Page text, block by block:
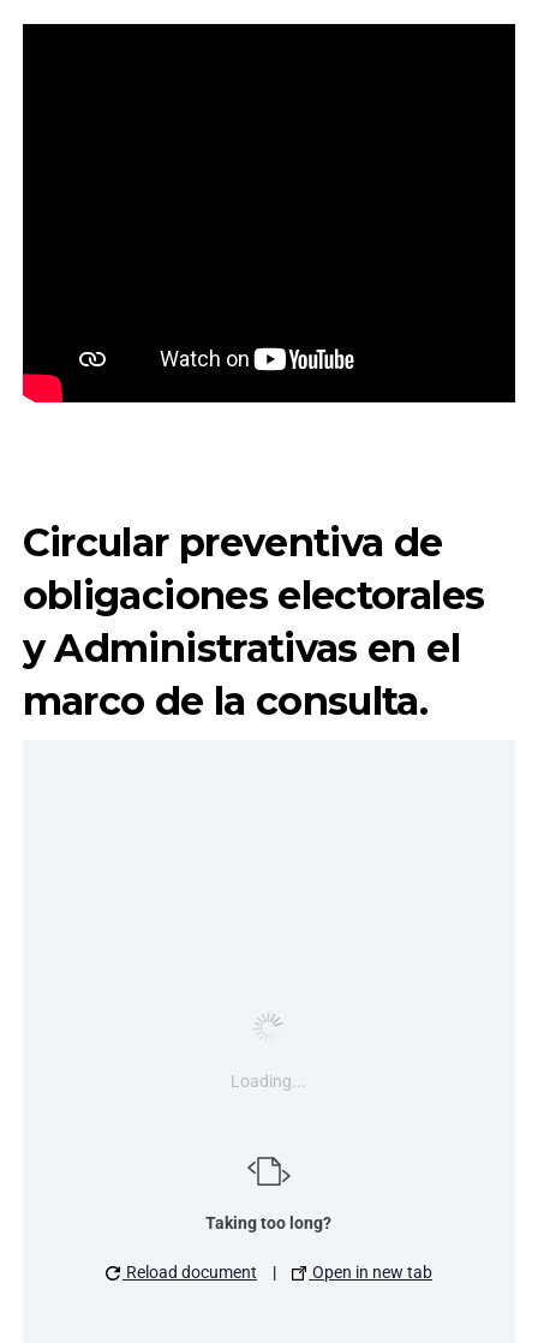
Circular preventiva de
obligaciones electorales
y Administrativas en el
marco de la consulta.
Loading...
Taking too long?
Reload document | Open in new tab